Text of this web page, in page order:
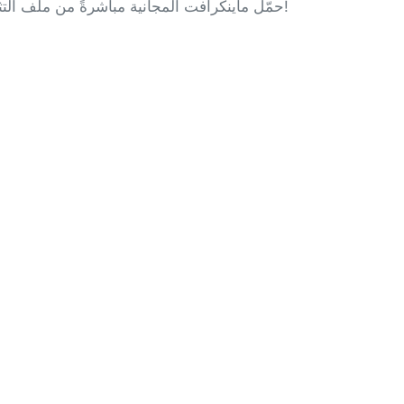
حمّل ماينكرافت المجانية مباشرةً من ملف التثبيت، وثبّتها على هاتفك للاستمتاع بميزاتها. ماينكرافت المجانية آمنة وخالية من الفيروسات والبرامج الضارة. شكرًا لثقتكم!